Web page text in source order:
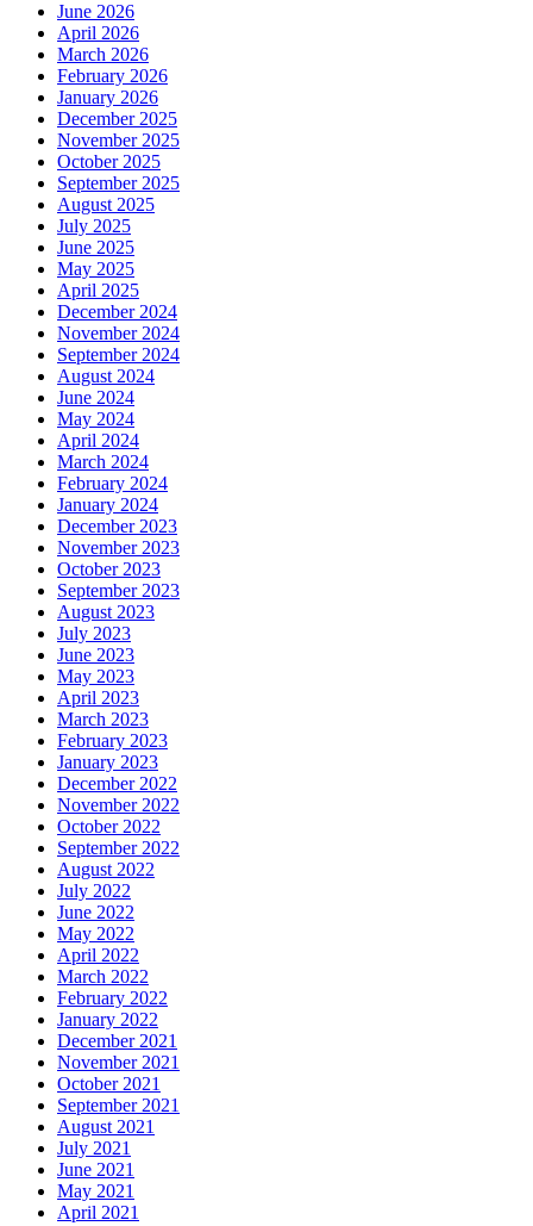
June 2026
April 2026
March 2026
February 2026
January 2026
December 2025
November 2025
October 2025
September 2025
August 2025
July 2025
June 2025
May 2025
April 2025
December 2024
November 2024
September 2024
August 2024
June 2024
May 2024
April 2024
March 2024
February 2024
January 2024
December 2023
November 2023
October 2023
September 2023
August 2023
July 2023
June 2023
May 2023
April 2023
March 2023
February 2023
January 2023
December 2022
November 2022
October 2022
September 2022
August 2022
July 2022
June 2022
May 2022
April 2022
March 2022
February 2022
January 2022
December 2021
November 2021
October 2021
September 2021
August 2021
July 2021
June 2021
May 2021
April 2021